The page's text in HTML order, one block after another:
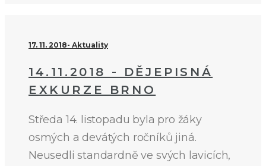
17. 11. 2018 Aktuality
14.11.2018 - DĚJEPISNÁ
EXKURZE BRNO
Středa 14. listopadu byla pro žáky
osmých a devátých ročníků jiná.
Neusedli standardně ve svých lavicích,